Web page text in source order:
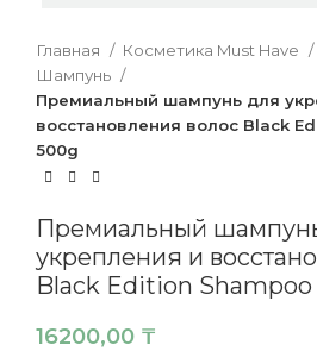
Главная Косметика Must Have
Шампунь
Премиальный шампунь для
восстановления волос Black
500g
Премиальный
укрепления и
Black Edition Shampoo
16200,00 ₸